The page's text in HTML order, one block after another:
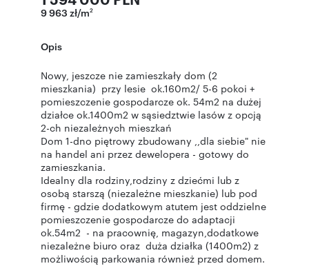
9 963 zł/m2
Opis
Nowy, jeszcze nie zamieszkały dom (2
mieszkania) przy lesie ok.160m2/ 5-6 pokoi +
pomieszczenie gospodarcze ok. 54m2 na dużej
działce ok.1400m2 w sąsiedztwie lasów z opcją
2-ch niezależnych mieszkań
Dom 1-dno piętrowy zbudowany ,,dla siebie" nie
na handel ani przez dewelopera - gotowy do
zamieszkania.
Idealny dla rodziny,rodziny z dziećmi lub z
osobą starszą (niezależne mieszkanie) lub pod
firmę - gdzie dodatkowym atutem jest oddzielne
pomieszczenie gospodarcze do adaptacji
ok.54m2 - na pracownię, magazyn,dodatkowe
niezależne biuro oraz duża działka (1400m2) z
możliwością parkowania również przed domem.